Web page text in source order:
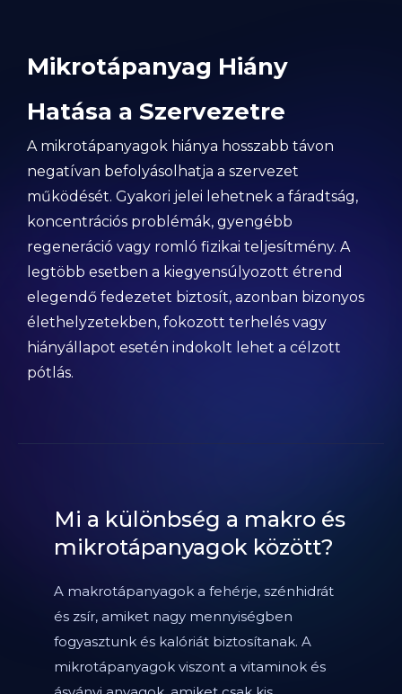
Mikrotápanyag Hiány
Hatása a Szervezetre
A mikrotápanyagok hiánya hosszabb távon
negatívan befolyásolhatja a szervezet
működését. Gyakori jelei lehetnek a fáradtság,
koncentrációs problémák, gyengébb
regeneráció vagy romló fizikai teljesítmény. A
legtöbb esetben a kiegyensúlyozott étrend
elegendő fedezetet biztosít, azonban bizonyos
élethelyzetekben, fokozott terhelés vagy
hiányállapot esetén indokolt lehet a célzott
pótlás.
Mi a különbség a makro és
mikrotápanyagok között?
A makrotápanyagok a fehérje, szénhidrát
és zsír, amiket nagy mennyiségben
fogyasztunk és kalóriát biztosítanak. A
mikrotápanyagok viszont a vitaminok és